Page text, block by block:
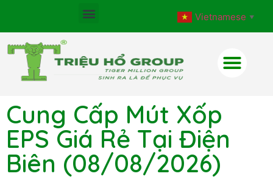
Vietnamese ▼
Cung Cấp Mút Xốp
EPS Giá Rẻ Tại Điện
Biên (08/08/2026)